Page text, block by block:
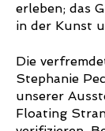
erleben; das
in der Kunst
Die
Stephanie
unserer
Floating